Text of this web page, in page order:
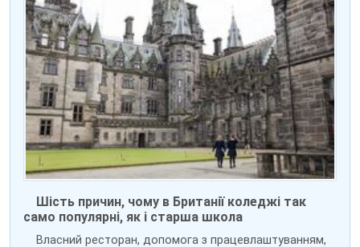
Шість причин, чому в Британії коледжі так
само популярні, як і старша школа
Власний ресторан, допомога з працевлаштуванням,